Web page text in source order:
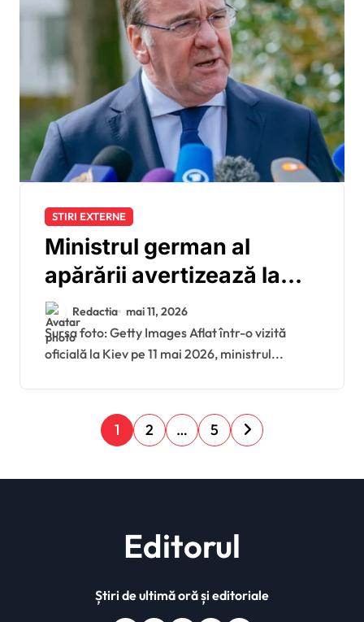
STIRI EXTERNE
Ministrul german al
apărării avertizează la
Kiev: promisiunile de
pace ale lui Putin sunt o
manevră de înșelăciune
Redactia mai 11, 2026
Sursa foto: Getty Images Aflat într-o vizită
oficială la Kiev pe 11 mai 2026, ministrul...
P
a
g
ț
1 2 … 5
Editorul
Știri de ultimă oră și editoriale